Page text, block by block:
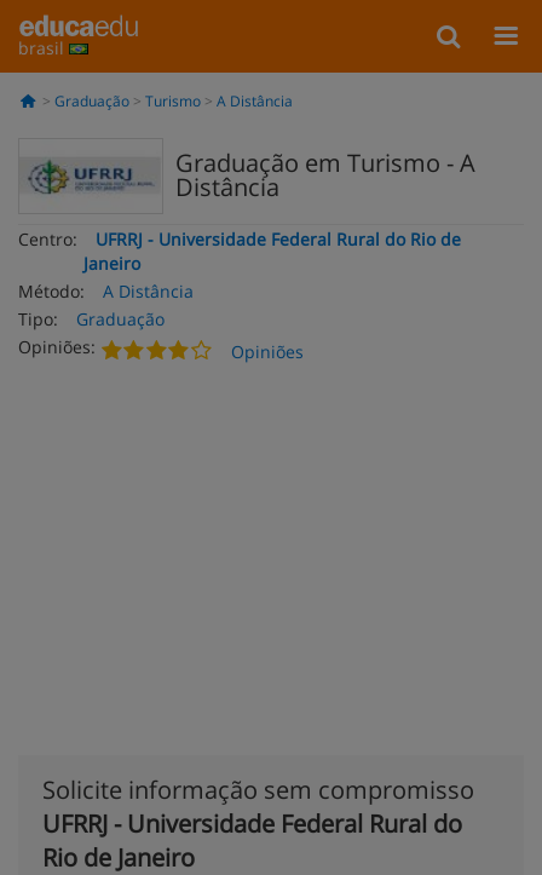
brasil
Graduação Turismo A Distância
Graduação em Turismo - A
Distância
Centro:
UFRRJ - Universidade Federal Rural do Rio de
Janeiro
Método:
A Distância
Tipo:
Graduação
Opiniões:
Opiniões
Solicite informação sem compromisso
UFRRJ - Universidade Federal Rural do
Rio de Janeiro